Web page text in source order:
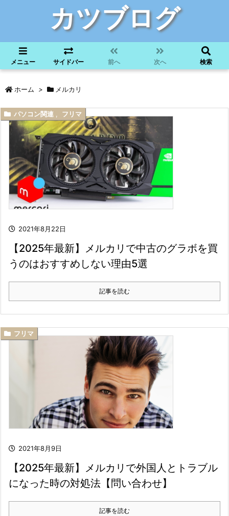
カツブログ
メニュー サイドバー 前へ 次へ 検索
ホーム > メルカリ
2021年8月22日
パソコン関連 フリマ
【2025年最新】メルカリで中古のグラボを買
うのはおすすめしない理由5選
記事を読む
2021年8月9日
フリマ
【2025年最新】メルカリで外国人とトラブル
になった時の対処法【問い合わせ】
記事を読む